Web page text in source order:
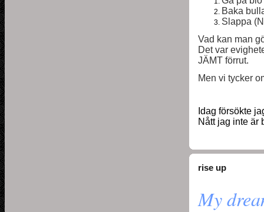
Baka
Slappa
Vad kan man
Det var
JÄMT förrut.
Men vi tycker
Idag försökte
Nått jag inte är
rise up
My